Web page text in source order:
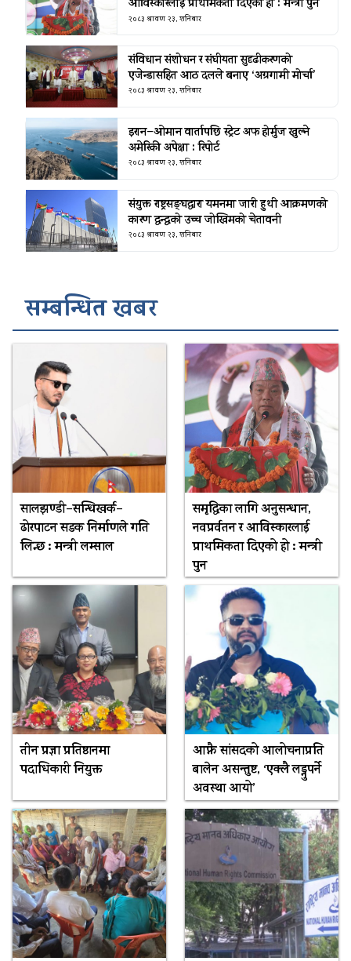
आविस्कारलाई प्राथमिकता दिएको हो : मन्त्री पुन
२०८३ श्रावण २३, शनिबार
संविधान संशोधन र संघीयता सुदृढीकरणको
एजेन्डासहित आठ दलले बनाए ‘अग्रगामी मोर्चा’
२०८३ श्रावण २३, शनिबार
इरान–ओमान वार्तापछि स्ट्रेट अफ होर्मुज खुल्ने
अमेरिकी अपेक्षा : रिपोर्ट
२०८३ श्रावण २३, शनिबार
संयुक्त राष्ट्रसङ्घद्वारा यमनमा जारी हुथी आक्रमणको
कारण द्वन्द्वको उच्च जोखिमको चेतावनी
२०८३ श्रावण २३, शनिबार
सम्बन्धित खबर
सालझण्डी–सन्धिखर्क–
ढोरपाटन सडक निर्माणले गति
लिन्छ : मन्त्री लम्साल
समृद्धिका लागि अनुसन्धान,
नवप्रर्वतन र आविस्कारलाई
प्राथमिकता दिएको हो : मन्त्री
पुन
तीन प्रज्ञा प्रतिष्ठानमा
पदाधिकारी नियुक्त
आफ्नै सांसदको आलोचनाप्रति
बालेन असन्तुष्ट, ‘एक्लै लड्नुपर्ने
अवस्था आयो’